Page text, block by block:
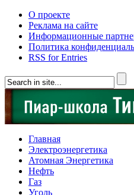
О проекте
Реклама на сайте
Информационные
Политика
RSS for Entries
Главная
Электроэнергетика
Атомная Энергетика
Нефть
Газ
Уголь